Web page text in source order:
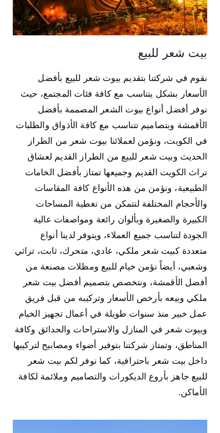
بيت شعر للبيع
نقوم في شركتنا بتقديم بيوت شعر للبيع بأفضل
الأسعار بشكل يتناسب مع كافة فئات المجتمع، حيث
نوفر أفضل أنواع بيوت الشعر المصممة بأفضل
الأقمشة وبتصاميم تتناسب مع كافة الأذواق والطلبات
في الكويت، ونؤمن لعملائنا بيوت شعر من الطراز
الحديث وبيت شعر للبيع من الطراز القديم لعشاق
تراث الكويت القديم وجميعها تمتاز بأفضل الخامات
الطبيعية، ونؤمن من هذه الأنواع كافة المقاسات
والأحجام المختلفة لتتمكن من تغطية المساحات
الكبيرة والصغيرة وبألوان رائعة ومواصفات عالية
الجودة لتناسب جميع العملاء، ويتوفر لدينا أنواع
متعددة كبيت شعر ملكي، عادي، متحرك، ثابت، تراثي
وشعبي، أيضاً نؤمن خيام للبيع ومظلات مصنعة من
أفضل الأقمشة، ونتخصص بتصميم أفضل بيت شعر
ملكي وبيعه بأرخص الأسعار وتركيبه من قبل فريق
عمل خبير منذ سنوات طويلة في أعمال تجهيز الخيام
وبيوت شعر في المنازل والاستراحات والحدائق وكافة
المناطق، وتمتاز شركتنا بتوفير أضواء ومصابيح لتركيبها
داخل بيت شعر باحترافية، كما نوفر لكم بيت شعر
للبيع جاهز بأروع الديكورات والتصاميم وملائمة لكافة
الأماكن.